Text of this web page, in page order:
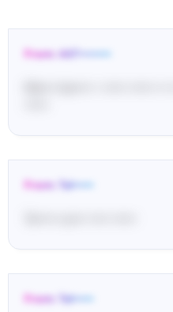
From: 447••••••••
From: Tel•••••
From: Tel•••••